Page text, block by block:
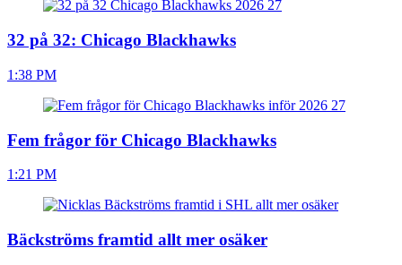
32 på 32: Chicago Blackhawks
1:38 PM
Fem frågor för Chicago Blackhawks
1:21 PM
Bäckströms framtid allt mer osäker